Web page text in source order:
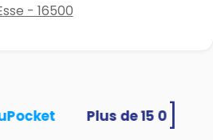
- 16500